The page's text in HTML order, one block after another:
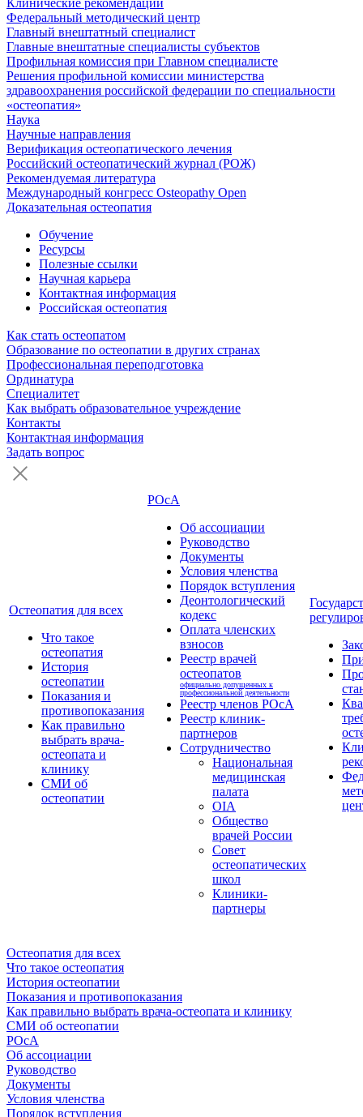
Клинические рекомендации
Федеральный методический центр
Главный внештатный специалист
Главные внештатные специалисты субъектов
Профильная комиссия при Главном специалисте
Решения профильной комиссии министерства
здравоохранения российской федерации по специальности
«остеопатия»
Наука
Научные направления
Верификация остеопатического лечения
Российский остеопатический журнал (РОЖ)
Рекомендуемая литература
Международный конгресс Osteopathy Open
Доказательная остеопатия
Обучение
Ресурсы
Полезные ссылки
Научная карьера
Контактная информация
Российская остеопатия
Как стать остеопатом
Образование по остеопатии в других странах
Профессиональная переподготовка
Ординатура
Специалитет
Как выбрать образовательное учреждение
Контакты
Контактная информация
Задать вопрос
Остеопатия для всех
Что такое
остеопатия
История
остеопатии
Показания и
противопоказания
Как правильно
выбрать врача-
остеопата и
клинику
СМИ об
остеопатии
РОсА
Об ассоциации
Руководство
Документы
Условия членства
Порядок вступления
Деонтологический
кодекс
Оплата членских
взносов
Реестр врачей
остеопатов
официально допущенных к
профессиональной деятельности
Реестр членов РОсА
Реестр клиник-
партнеров
Сотрудничество
Национальная
медицинская
палата
OIA
Общество
врачей России
Совет
остеопатических
школ
Клиники-
партнеры
Остеопатия для всех
Что такое остеопатия
История остеопатии
Показания и противопоказания
Как правильно выбрать врача-остеопата и клинику
СМИ об остеопатии
РОсА
Об ассоциации
Руководство
Документы
Условия членства
Порядок вступления